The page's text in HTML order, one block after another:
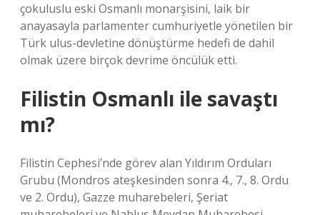
çokuluslu eski Osmanlı monarşisini, laik bir
anayasayla parlamenter cumhuriyetle yönetilen bir
Türk ulus-devletine dönüştürme hedefi de dahil
olmak üzere birçok devrime öncülük etti.
Filistin Osmanlı ile savaştı
mı?
Filistin Cephesi’nde görev alan Yıldırım Orduları
Grubu (Mondros ateşkesinden sonra 4., 7., 8. Ordu
ve 2. Ordu), Gazze muharebeleri, Şeriat